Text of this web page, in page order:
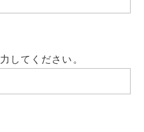
してください。